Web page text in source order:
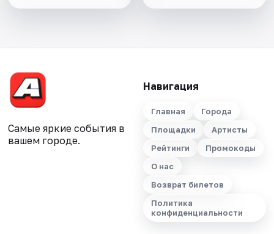
Самые яркие события в
вашем городе.
Навигация
Главная
Города
Площадки
Артисты
Рейтинги
Промокоды
О нас
Возврат билетов
Политика
конфиденциальности